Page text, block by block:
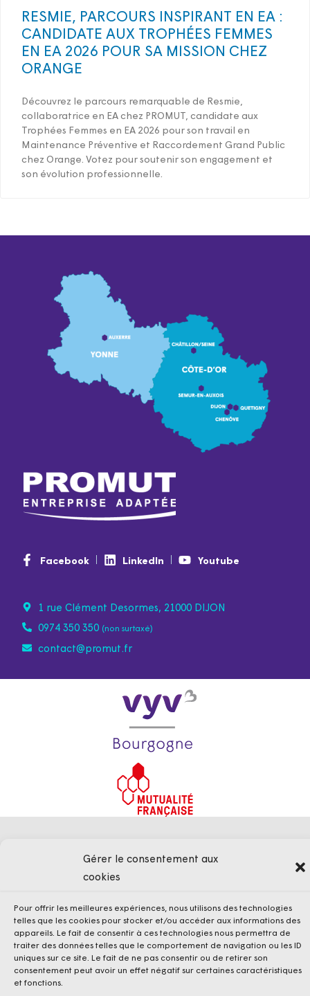
Gérer le consentement aux
cookies
Pour offrir les meilleures expériences, nous utilisons des technologies
telles que les cookies pour stocker et/ou accéder aux informations des
appareils. Le fait de consentir à ces technologies nous permettra de
traiter des données telles que le comportement de navigation ou les ID
uniques sur ce site. Le fait de ne pas consentir ou de retirer son
consentement peut avoir un effet négatif sur certaines caractéristiques
et fonctions.
RESMIE, PARCOURS INSPIRANT EN EA :
CANDIDATE AUX TROPHÉES FEMMES
EN EA 2026 POUR SA MISSION CHEZ
ORANGE
Découvrez le parcours remarquable de Resmie,
collaboratrice en EA chez PROMUT, candidate aux
Trophées Femmes en EA 2026 pour son travail en
Maintenance Préventive et Raccordement Grand Public
chez Orange. Votez pour soutenir son engagement et
son évolution professionnelle.
Facebook LinkedIn Youtube
1 rue Clément Desormes, 21000 DIJON
0974 350 350 (non surtaxé)
contact@promut.fr
Mentions légales Politique de confidentialité
Conditions Générales de Vente